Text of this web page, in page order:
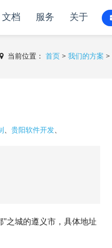
文档 服务 关于
当前位置： 首页 > 我们的方案 >
、 贵阳软件开发、
之城的遵义市，具体地址